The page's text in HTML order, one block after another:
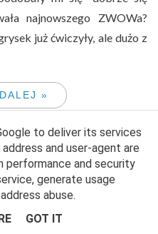
najnowszego ZWOWa?
już ćwiczyły, ale dużo z
»
to deliver its services
and user-agent are
performance and security
generate usage
abuse.
GOT IT